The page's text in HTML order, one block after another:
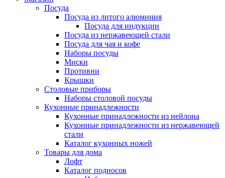
Посуда
Посуда из литого алюминия
Посуда для индукции
Посуда из нержавеющей стали
Посуда для чая и кофе
Наборы посуды
Миски
Противни
Крышки
Столовые приборы
Наборы столовой посуды
Кухонные принадлежности
Кухонные принадлежности из нейлона
Кухонные принадлежности из нержавеющей
стали
Каталог кухонных ножей
Товары для дома
Лофт
Каталог подносов